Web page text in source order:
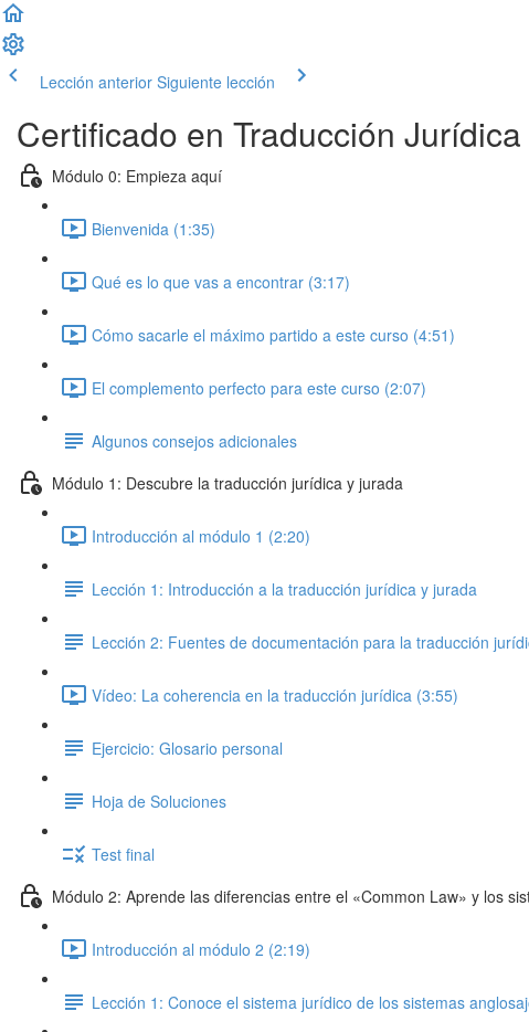
Lección anterior Siguiente lección
Certificado en Traducción
Módulo 0: Empieza aquí
Bienvenida (1:35)
Qué es lo que vas a encontrar (3:17)
Cómo sacarle el máximo partido a este curso (4:51)
El complemento perfecto para este curso (2:07)
Algunos consejos adicionales
Módulo 1: Descubre la traducción jurídica y jurada
Introducción al módulo 1 (2:20)
Lección 1: Introducción a la traducción jurídica y jurada
Lección 2: Fuentes de documentación para la traducción
Vídeo: La coherencia en la traducción jurídica (3:55)
Ejercicio: Glosario personal
Hoja de Soluciones
Test final
Módulo 2: Aprende las diferencias entre el «Common Law» y los
Introducción al módulo 2 (2:19)
Lección 1: Conoce el sistema jurídico de los sistemas